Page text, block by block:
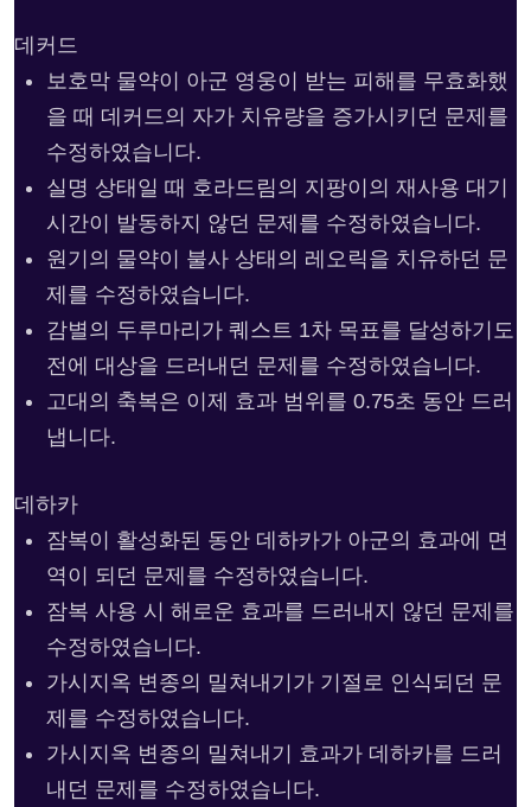
데커드
보호막 물약이 아군 영웅이 받는 피해를 무효화했
을 때 데커드의 자가 치유량을 증가시키던 문제를
수정하였습니다.
실명 상태일 때 호라드림의 지팡이의 재사용 대기
시간이 발동하지 않던 문제를 수정하였습니다.
원기의 물약이 불사 상태의 레오릭을 치유하던 문
제를 수정하였습니다.
감별의 두루마리가 퀘스트 1차 목표를 달성하기도
전에 대상을 드러내던 문제를 수정하였습니다.
고대의 축복은 이제 효과 범위를 0.75초 동안 드러
냅니다.
데하카
잠복이 활성화된 동안 데하카가 아군의 효과에 면
역이 되던 문제를 수정하였습니다.
잠복 사용 시 해로운 효과를 드러내지 않던 문제를
수정하였습니다.
가시지옥 변종의 밀쳐내기가 기절로 인식되던 문
제를 수정하였습니다.
가시지옥 변종의 밀쳐내기 효과가 데하카를 드러
내던 문제를 수정하였습니다.